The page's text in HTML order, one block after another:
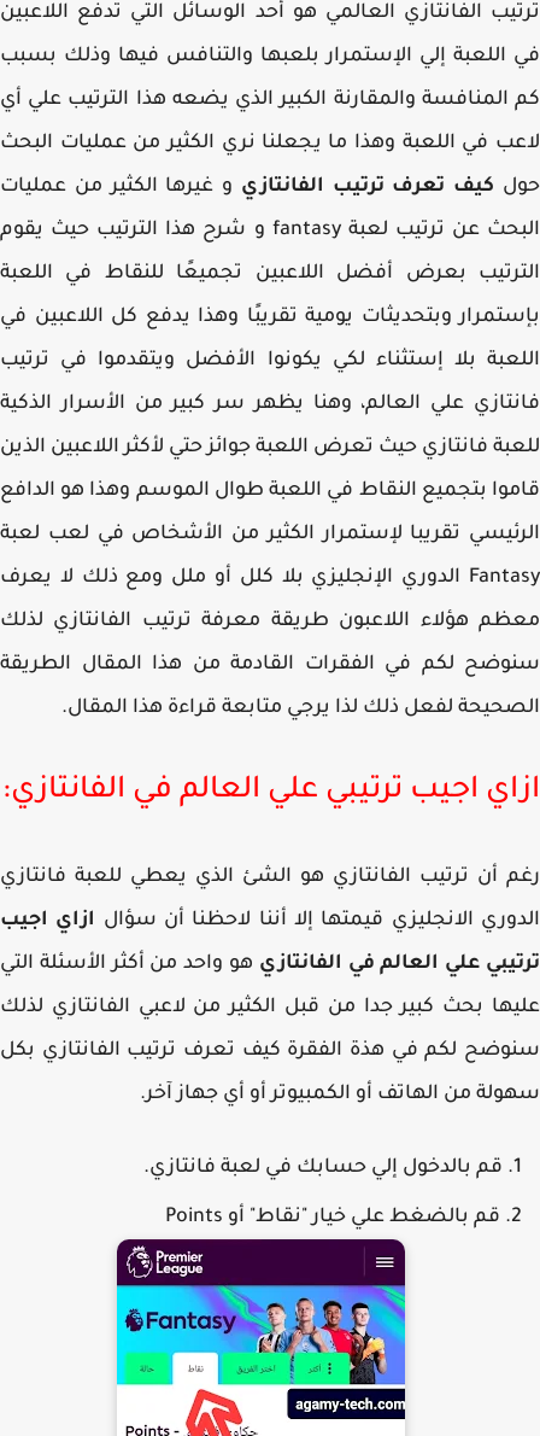
الفانتازي العالمي هو أحد الوسائل التي تدفع اللاعبين
اللعبة إلي الإستمرار بلعبها والتنافس فيها وذلك بسبب
والمقارنة الكبير الذي يضعه هذا الترتيب علي أي
في اللعبة وهذا ما يجعلنا نري الكثير من عمليات البحث
كيف تعرف ترتيب الفانتازيو غيرها الكثير من عمليات
البحث عن ترتيب لعبة fantasy و شرح هذا الترتيب حيث يقوم
بعرض أفضل اللاعبين تجميعًا للنقاط في اللعبة
وبتحديثات يومية تقريبًا وهذا يدفع كل اللاعبين في
بلا إستثناء لكي يكونوا الأفضل ويتقدموا في ترتيب
علي العالم، وهنا يظهر سر كبير من الأسرار الذكية
فانتازي حيث تعرض اللعبة جوائز حتي لأكثر اللاعبين الذين
بتجميع النقاط في اللعبة طوال الموسم وهذا هو الدافع
تقريبا لإستمرار الكثير من الأشخاص في لعب لعبة
Fantasy الدوري الإنجليزي بلا كلل أو ملل ومع ذلك لا يعرف
هؤلاء اللاعبون طريقة معرفة ترتيب الفانتازي لذلك
لكم في الفقرات القادمة من هذا المقال الطريقة
لفعل ذلك لذا يرجي متابعة قراءة هذا المقال.
اجيب ترتيبي علي العالم في الفانتازي:
أن ترتيب الفانتازي هو الشئ الذي يعطي للعبة فانتازي
الانجليزي قيمتها إلا أننا لاحظنا أن سؤالازاي اجيب
علي العالم في الفانتازيهو واحد من أكثر الأسئلة التي
بحث كبير جدا من قبل الكثير من لاعبي الفانتازي لذلك
لكم في هذة الفقرة كيف تعرف ترتيب الفانتازي بكل
من الهاتف أو الكمبيوتر أو أي جهاز آخر.
قم بالدخول إلي حسابك في لعبة فانتازي.
قم بالضغط علي خيار "نقاط" أو Points